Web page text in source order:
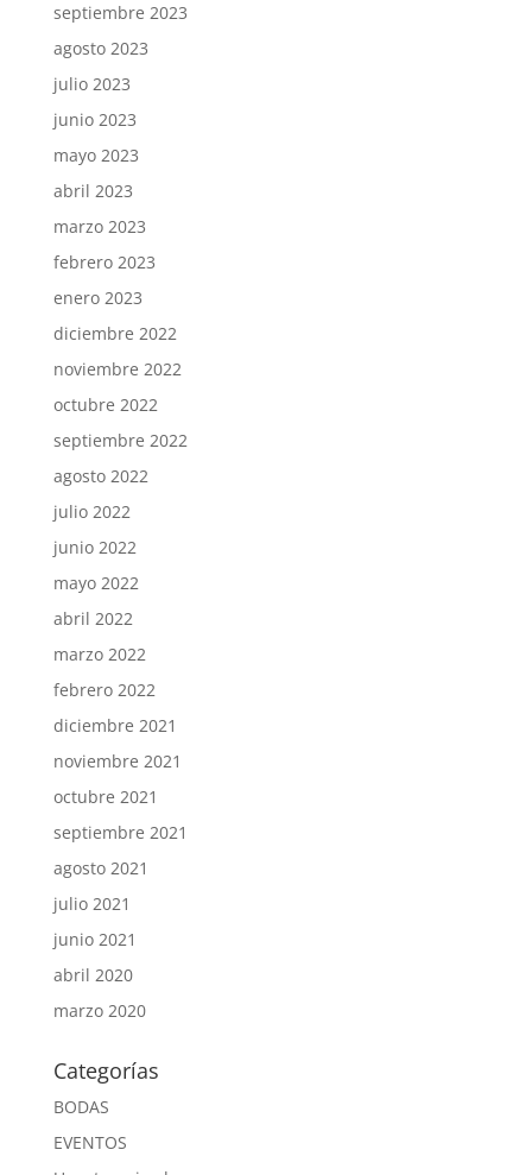
septiembre 2023
agosto 2023
julio 2023
junio 2023
mayo 2023
abril 2023
marzo 2023
febrero 2023
enero 2023
diciembre 2022
noviembre 2022
octubre 2022
septiembre 2022
agosto 2022
julio 2022
junio 2022
mayo 2022
abril 2022
marzo 2022
febrero 2022
diciembre 2021
noviembre 2021
octubre 2021
septiembre 2021
agosto 2021
julio 2021
junio 2021
abril 2020
marzo 2020
Categorías
BODAS
EVENTOS